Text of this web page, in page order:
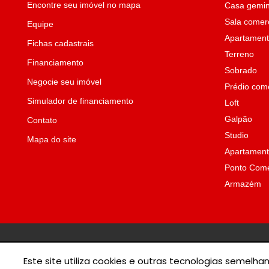
Encontre seu imóvel no mapa
Equipe
Fichas cadastrais
Financiamento
Negocie seu imóvel
Simulador de financiamento
Contato
Mapa do site
Casa
Sala
Terreno
Sobrado
Prédio
Loft
Galpão
Studio
Ponto
Armazém
Este site utiliza cookies e outras tecnologias